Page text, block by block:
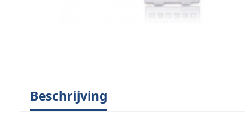
Beschrijving